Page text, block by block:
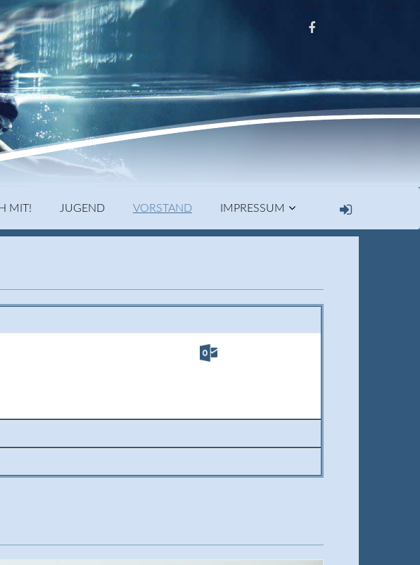
MIT! JUGEND VORSTAND IMPRESSUM